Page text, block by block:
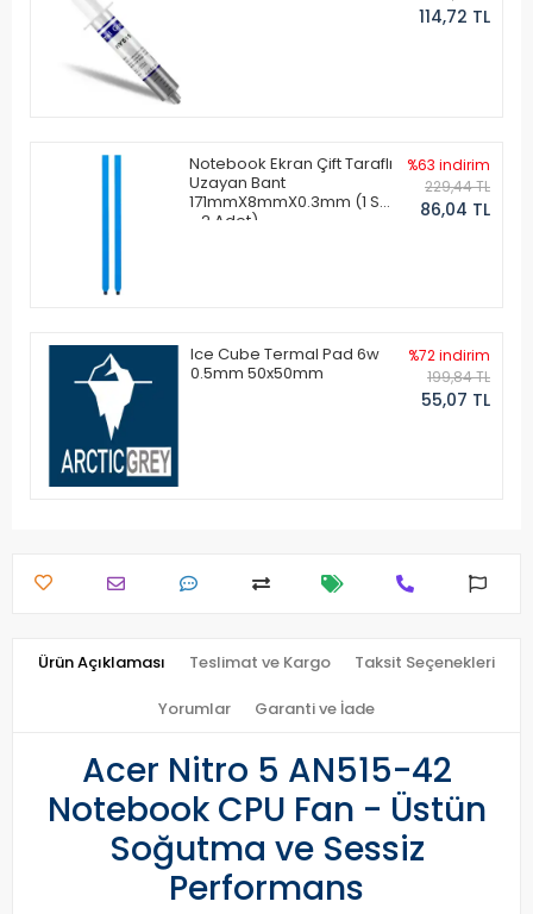
114,72 TL
Notebook Ekran Çift Taraflı
Uzayan Bant
171mmX8mmX0.3mm (1 Set
- 2 Adet)
%63 indirim
229,44 TL
86,04 TL
Ice Cube Termal Pad 6w
0.5mm 50x50mm
%72 indirim
199,84 TL
55,07 TL
Ürün Açıklaması Teslimat ve Kargo Taksit Seçenekleri
Yorumlar Garanti ve İade
Acer Nitro 5 AN515-42
Notebook CPU Fan - Üstün
Soğutma ve Sessiz
Performans